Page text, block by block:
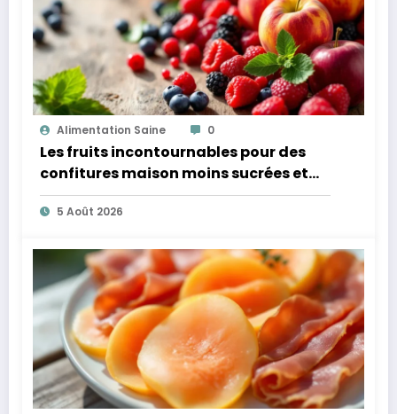
Alimentation Saine 0
Les fruits incontournables pour des
confitures maison moins sucrées et
plus légères
5 Août 2026